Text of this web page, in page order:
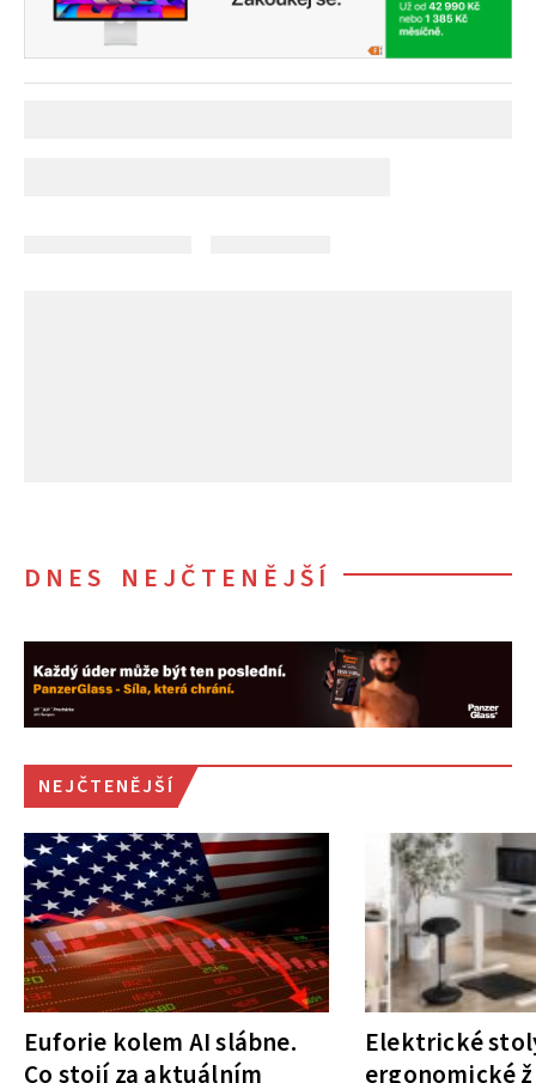
DNES NEJČTENĚJŠÍ
NEJČTENĚJŠÍ
Euforie kolem AI slábne.
Co stojí za aktuálním
Elektrické
ergonomické